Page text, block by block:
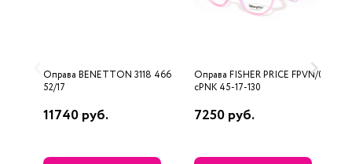
Оправа BENETTON 3118 466
52/17
11740 руб.
Оправа FISHER PRICE FPVN/013
cPNK 45-17-130
7250 руб.